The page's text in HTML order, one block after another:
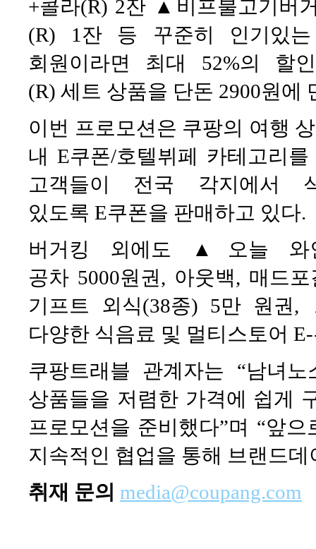
+콜라(R) 2잔 ▲비프불고기버
(R) 1잔 등 꾸준히 인기있
회원이라면 최대 52%의 할
(R) 세트 상품을 단돈 2900원
이번 프로모션은 쿠팡의 여행
내 E쿠폰/호텔뷔페 카테고리
고객들이 전국 각지에서
있도록 E쿠폰을 판매하고 있
버거킹 외에도 ▲오늘
공차 5000원권, 아웃백, 매드
기프트 외식(38종) 5만 원권
다양한 식음료 및 멀티스토어
쿠팡트래블 관계자는 “남녀
상품들을 저렴한 가격에 쉽게
프로모션을 준비했다”며 “앞
지속적인 협업을 통해 브랜드
취재 문의 media@coupang.com